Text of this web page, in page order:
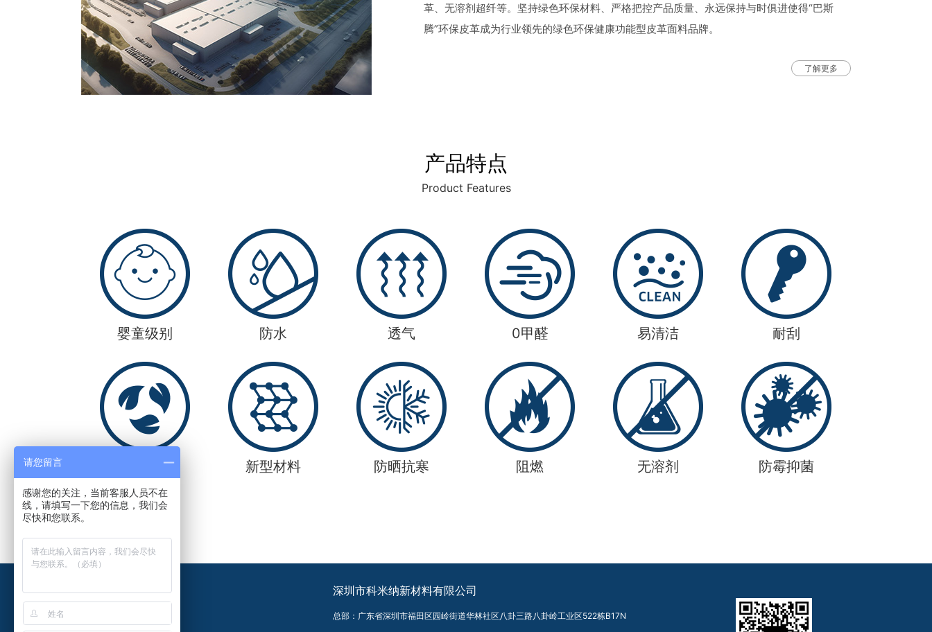
革、无溶剂超纤等。坚持绿色环保材料、严格把控产品质量、永远保持与时俱进使得“巴斯
腾”环保皮革成为行业领先的绿色环保健康功能型皮革面料品牌。
了解更多
产品特点
Product Features
婴童级别 防水 透气 0甲醛 易清洁 耐刮
可持续发展 新型材料 防晒抗寒 阻燃 无溶剂 防霉抑菌
解决方案
深圳市科米纳新材料有限公司
总部：广东省深圳市福田区园岭街道华林社区八卦三路八卦岭工业区522栋B17N
请您留言
感谢您的关注，当前客服人员不在
线，请填写一下您的信息，我们会
尽快和您联系。